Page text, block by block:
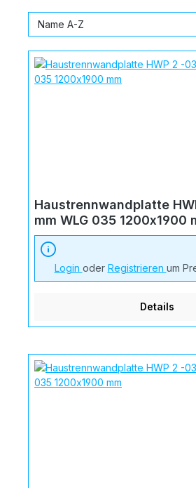
Haustrennwandplatte
mm WLG 035 1200x1900
Login oder Registrieren um
Details